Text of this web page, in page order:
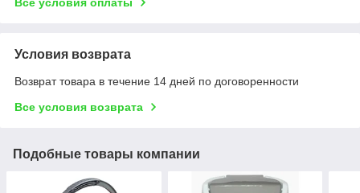
Условия возврата
Возврат товара в течение 14 дней по договоренности
Все условия возврата
Подобные товары компании